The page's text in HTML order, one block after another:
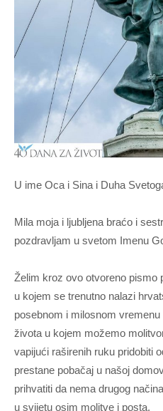
U ime Oca i Sina i Duha
Mila moja i ljubljena braćo i
pozdravljam u svetom Imenu
Želim kroz ovo otvoreno pismo
u kojem se trenutno nalazi
posebnom i milosnom
života u kojem možemo
vapijući raširenih ruku pridobiti
prestane pobačaj u našoj
prihvatiti da nema drugog
u svijetu osim molitve i posta.